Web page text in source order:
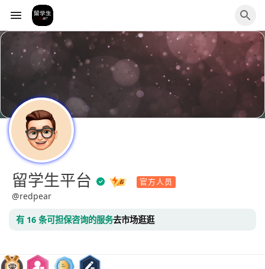
留学生平台 官方人员
@redpear
有 16 条可担保咨询的服务去市场逛逛